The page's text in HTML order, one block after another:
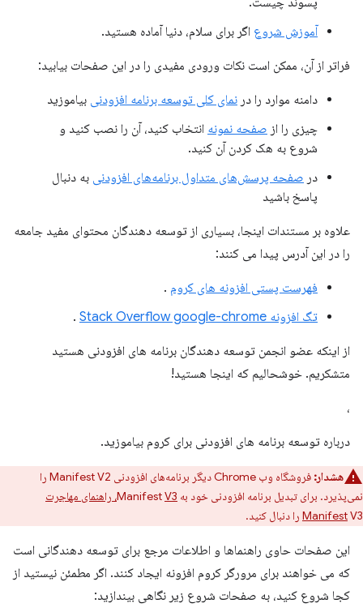
آموزش شروع اگر برای سلام، دنیا آماده هستید.
فراتر از آن، ممکن است نکات ورودی مفیدی را در این صفحات بیابید:
دامنه موارد را در نمای کلی توسعه برنامه افزودنی بیاموزید
چیزی را از صفحه نمونه انتخاب کنید، آن را نصب کنید و
شروع به هک کردن آن کنید.
در صفحه پرسش‌های متداول برنامه‌های افزودنی به دنبال
پاسخ باشید
علاوه بر مستندات اینجا، بسیاری از توسعه دهندگان محتوای مفید جامعه
را در این آدرس پیدا می کنند:
فهرست پستی افزونه های کروم .
تگ افزونه Stack Overflow google-chrome
.
از اینکه عضو انجمن توسعه دهندگان برنامه های افزودنی هستید
متشکریم. خوشحالیم که اینجا هستید!
،
درباره توسعه برنامه های افزودنی برای کروم بیاموزید.
هشدار:
فروشگاه وب Chrome دیگر برنامه‌های افزودنی Manifest V2 را
نمی‌پذیرد. برای تبدیل برنامه افزودنی خود به Manifest
V3، راهنمای مهاجرت
ManifestV3 را دنبال کنید.
این صفحات حاوی راهنماها و اطلاعات مرجع برای توسعه دهندگانی است
که می خواهند برای مرورگر کروم افزونه ایجاد کنند. اگر مطمئن نیستید از
کجا شروع کنید، به صفحات شروع زیر نگاهی بیندازید: